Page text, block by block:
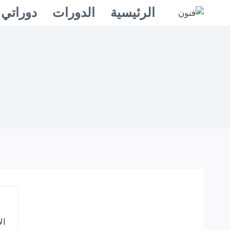
الرئيسية الدورات دوراتي